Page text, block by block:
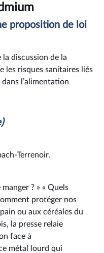
proposition de loi
la discussion de la
les risques sanitaires liés
l’alimentation
Terrenoir.
? » « Quels
protéger nos
ou aux céréales du
la presse relaie
face à
métal lourd qui